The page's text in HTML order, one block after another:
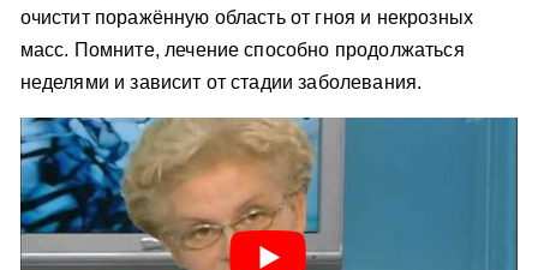
очистит поражённую область от гноя и некрозных
масс. Помните, лечение способно продолжаться
неделями и зависит от стадии заболевания.